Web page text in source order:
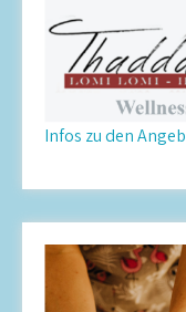
Infos zu den